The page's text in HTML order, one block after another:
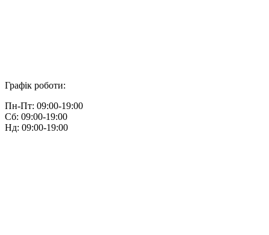
Графік роботи:
Пн-Пт: 09:00-19:00
Сб: 09:00-19:00
Нд: 09:00-19:00